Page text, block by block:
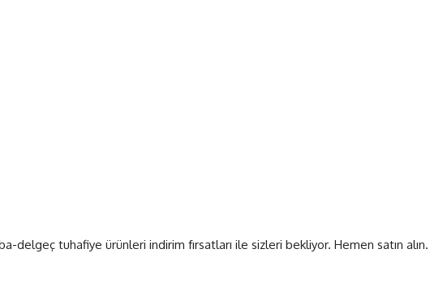
delgeç tuhafiye ürünleri indirim fırsatları ile sizleri bekliyor. Hemen satın alın.